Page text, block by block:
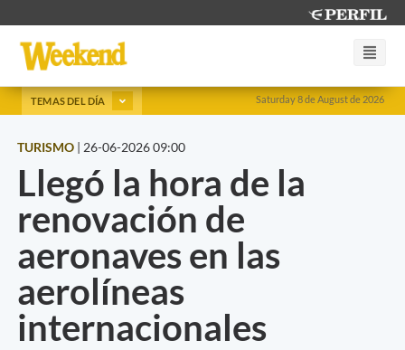
Saturday 8 de August de 2026
TEMAS DEL DÍA
TURISMO | 26-06-2026 09:00
Llegó la hora de la
renovación de
aeronaves en las
aerolíneas
internacionales